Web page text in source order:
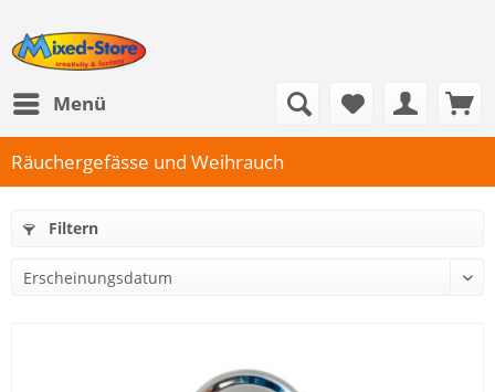
Menü
Räuchergefässe und Weihrauch
Filtern